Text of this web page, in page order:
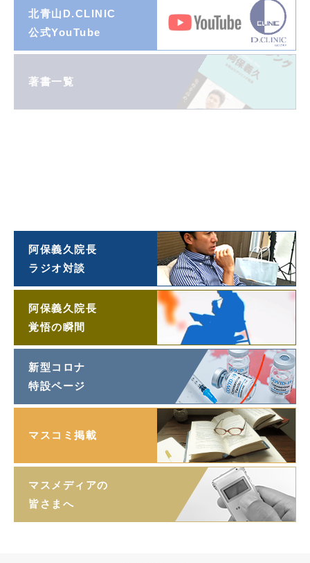
北青山D.CLINIC
公式YouTube
著書一覧
阿保義久院長
ラジオ対談
阿保義久院長
覚悟の瞬間
新型コロナ
特設ページ
マスコミ掲載
マスメディアの
皆さまへ